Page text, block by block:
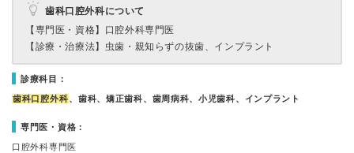
歯科口腔外科について
【専門医・資格】 口腔外科専門医
【診療・治療法】 虫歯・親知らずの抜歯、インプラント
診療科目：
歯科口腔外科、歯科、矯正歯科、歯周病科、小児歯科、インプラント
専門医・資格：
口腔外科専門医